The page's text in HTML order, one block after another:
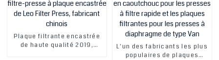
Plaque filtrante encastrée
de haute qualité 2019,
L'un des fabricants les plus
populaires de plaques